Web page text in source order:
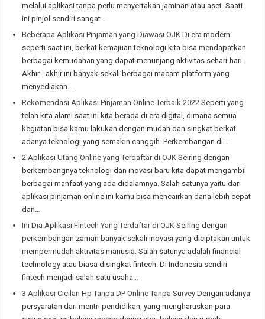
melalui aplikasi tanpa perlu menyertakan jaminan atau aset. Saati
ini pinjol sendiri sangat…
Beberapa Aplikasi Pinjaman yang Diawasi OJK Di era modern
seperti saat ini, berkat kemajuan teknologi kita bisa mendapatkan
berbagai kemudahan yang dapat menunjang aktivitas sehari-hari.
Akhir - akhir ini banyak sekali berbagai macam platform yang
menyediakan…
Rekomendasi Aplikasi Pinjaman Online Terbaik 2022 Seperti yang
telah kita alami saat ini kita berada di era digital, dimana semua
kegiatan bisa kamu lakukan dengan mudah dan singkat berkat
adanya teknologi yang semakin canggih. Perkembangan di…
2 Aplikasi Utang Online yang Terdaftar di OJK Seiring dengan
berkembangnya teknologi dan inovasi baru kita dapat mengambil
berbagai manfaat yang ada didalamnya. Salah satunya yaitu dari
aplikasi pinjaman online ini kamu bisa mencairkan dana lebih cepat
dan…
Ini Dia Aplikasi Fintech Yang Terdaftar di OJK Seiring dengan
perkembangan zaman banyak sekali inovasi yang diciptakan untuk
mempermudah aktivitas manusia. Salah satunya adalah financial
technology atau biasa disingkat fintech. Di Indonesia sendiri
fintech menjadi salah satu usaha…
3 Aplikasi Cicilan Hp Tanpa DP Online Tanpa Survey Dengan adanya
persyaratan dari mentri pendidikan, yang mengharuskan para